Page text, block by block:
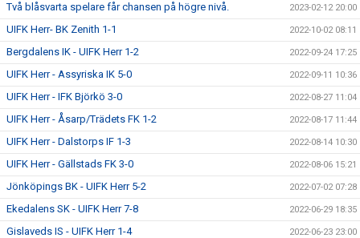
Två blåsvarta spelare får chansen på högre nivå. 2023-02-12 20:00
UIFK Herr- BK Zenith 1-1 2022-10-02 08:11
Bergdalens IK - UIFK Herr 1-2 2022-09-24 17:25
UIFK Herr - Assyriska IK 5-0 2022-09-11 10:36
UIFK Herr - IFK Björkö 3-0 2022-08-27 11:04
UIFK Herr - Åsarp/Trädets FK 1-2 2022-08-17 11:44
UIFK Herr - Dalstorps IF 1-3 2022-08-14 10:30
UIFK Herr - Gällstads FK 3-0 2022-08-06 15:21
Jönköpings BK - UIFK Herr 5-2 2022-07-02 07:28
Ekedalens SK - UIFK Herr 7-8 2022-06-29 18:35
Gislaveds IS - UIFK Herr 1-4 2022-06-23 23:00